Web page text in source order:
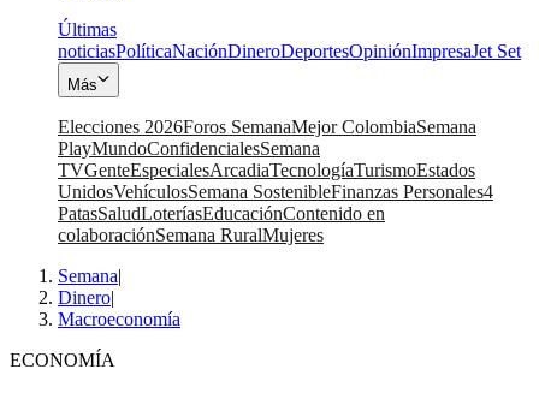
Últimas
noticiasPolíticaNaciónDineroDeportesOpiniónImpresaJet Set
Más
Elecciones 2026Foros SemanaMejor ColombiaSemana
PlayMundoConfidencialesSemana
TVGenteEspecialesArcadiaTecnologíaTurismoEstados
UnidosVehículosSemana SostenibleFinanzas Personales4
PatasSaludLoteríasEducaciónContenido en
colaboraciónSemana RuralMujeres
Semana|
Dinero|
Macroeconomía
ECONOMÍA